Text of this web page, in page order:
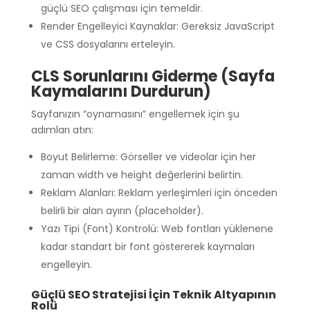
güçlü SEO çalışması için temeldir.
Render Engelleyici Kaynaklar: Gereksiz JavaScript
ve CSS dosyalarını erteleyin.
CLS Sorunlarını Giderme (Sayfa
Kaymalarını Durdurun)
Sayfanızın “oynamasını” engellemek için şu
adımları atın:
Boyut Belirleme: Görseller ve videolar için her
zaman width ve height değerlerini belirtin.
Reklam Alanları: Reklam yerleşimleri için önceden
belirli bir alan ayırın (placeholder).
Yazı Tipi (Font) Kontrolü: Web fontları yüklenene
kadar standart bir font göstererek kaymaları
engelleyin.
Güçlü SEO Stratejisi İçin Teknik Altyapının
Rolü